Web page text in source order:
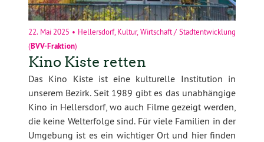
22. Mai 2025 • Hellersdorf, Kultur, Wirtschaft / Stadtentwicklung
(BVV-Fraktion)
Kino Kiste retten
Das Kino Kiste ist eine kulturelle Institution in
unserem Bezirk. Seit 1989 gibt es das unabhängige
Kino in Hellersdorf, wo auch Filme gezeigt werden,
die keine Welterfolge sind. Für viele Familien in der
Umgebung ist es ein wichtiger Ort und hier finden